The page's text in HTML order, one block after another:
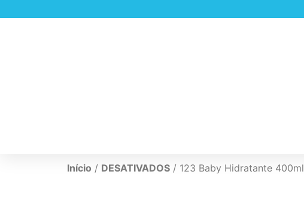
Início / DESATIVADOS / 123 Baby Hidratante 400ml